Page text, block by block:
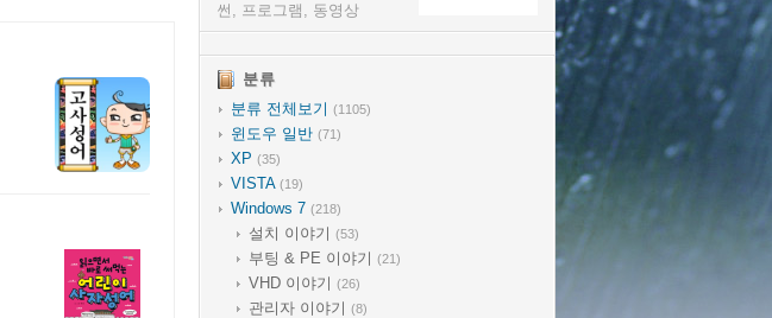
썬, 프로그램, 동영상
분류
분류
분류 전체보기 (1105)
윈도우 일반 (71)
XP (35)
VISTA (19)
Windows 7 (218)
설치 이야기 (53)
부팅 & PE 이야기 (21)
VHD 이야기 (26)
관리자 이야기 (8)